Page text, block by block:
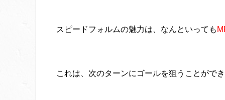
スピードフォルムの魅力は、なんといっても
これは、次のターンにゴールを狙うことがで